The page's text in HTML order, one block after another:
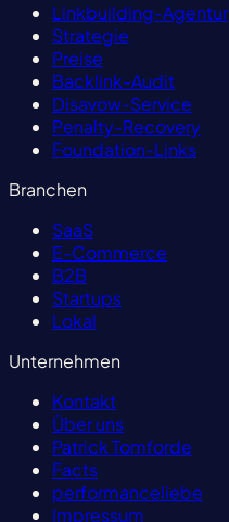
Linkbuilding-Agentur
Strategie
Preise
Backlink-Audit
Disavow-Service
Penalty-Recovery
Foundation-Links
Branchen
SaaS
E-Commerce
B2B
Startups
Lokal
Unternehmen
Kontakt
Über uns
Patrick Tomforde
Facts
performanceliebe
Impressum